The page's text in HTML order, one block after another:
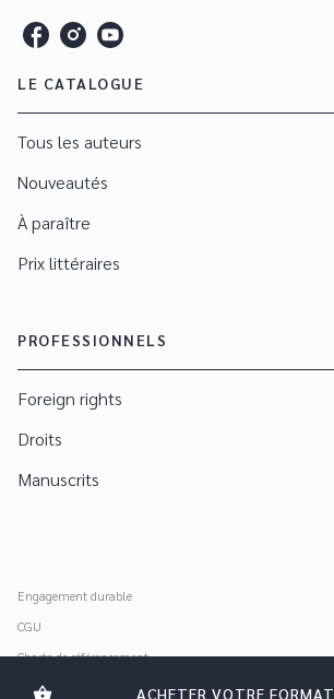
shopping_basket ACHETER VOTRE FORMAT
LE CATALOGUE
Tous les auteurs
Nouveautés
À paraître
Prix littéraires
PROFESSIONNELS
Foreign rights
Droits
Manuscrits
Engagement durable
CGU
Charte de référencement
Données personnelles